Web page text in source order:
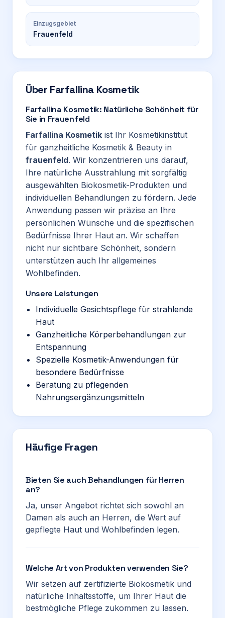
Einzugsgebiet
Frauenfeld
Über Farfallina Kosmetik
Farfallina Kosmetik: Natürliche Schönheit für
Sie in Frauenfeld
Farfallina Kosmetik ist Ihr Kosmetikinstitut
für ganzheitliche Kosmetik & Beauty in
frauenfeld. Wir konzentrieren uns darauf,
Ihre natürliche Ausstrahlung mit sorgfältig
ausgewählten Biokosmetik-Produkten und
individuellen Behandlungen zu fördern. Jede
Anwendung passen wir präzise an Ihre
persönlichen Wünsche und die spezifischen
Bedürfnisse Ihrer Haut an. Wir schaffen
nicht nur sichtbare Schönheit, sondern
unterstützen auch Ihr allgemeines
Wohlbefinden.
Unsere Leistungen
Individuelle Gesichtspflege für strahlende
Haut
Ganzheitliche Körperbehandlungen zur
Entspannung
Spezielle Kosmetik-Anwendungen für
besondere Bedürfnisse
Beratung zu pflegenden
Nahrungsergänzungsmitteln
Häufige Fragen
Bieten Sie auch Behandlungen für Herren
an?
Ja, unser Angebot richtet sich sowohl an
Damen als auch an Herren, die Wert auf
gepflegte Haut und Wohlbefinden legen.
Welche Art von Produkten verwenden Sie?
Wir setzen auf zertifizierte Biokosmetik und
natürliche Inhaltsstoffe, um Ihrer Haut die
bestmögliche Pflege zukommen zu lassen.